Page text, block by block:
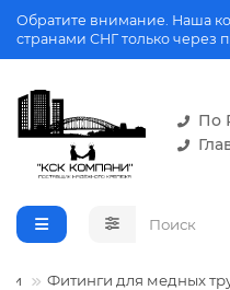
Обратите внимание. Наша
странами СНГ только через
По
Фитинги для медных